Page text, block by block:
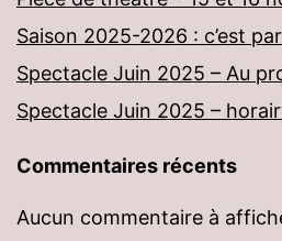
Saison 2025-2026 : c’est
Spectacle Juin 2025 – Au
Spectacle Juin 2025 –
Commentaires récents
Aucun commentaire à